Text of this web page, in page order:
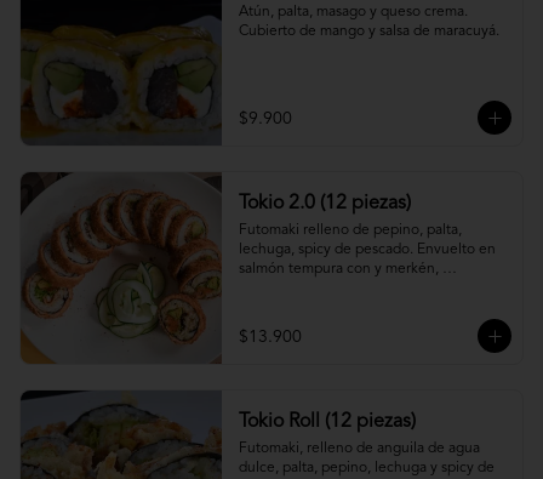
Atún, palta, masago y queso crema.
Cubierto de mango y salsa de maracuyá.
$9.900
Tokio 2.0 (12 piezas)
Futomaki relleno de pepino, palta,
lechuga, spicy de pescado. Envuelto en
salmón tempura con y merkén,
$13.900
Tokio Roll (12 piezas)
Futomaki, relleno de anguila de agua
dulce, palta, pepino, lechuga y spicy de